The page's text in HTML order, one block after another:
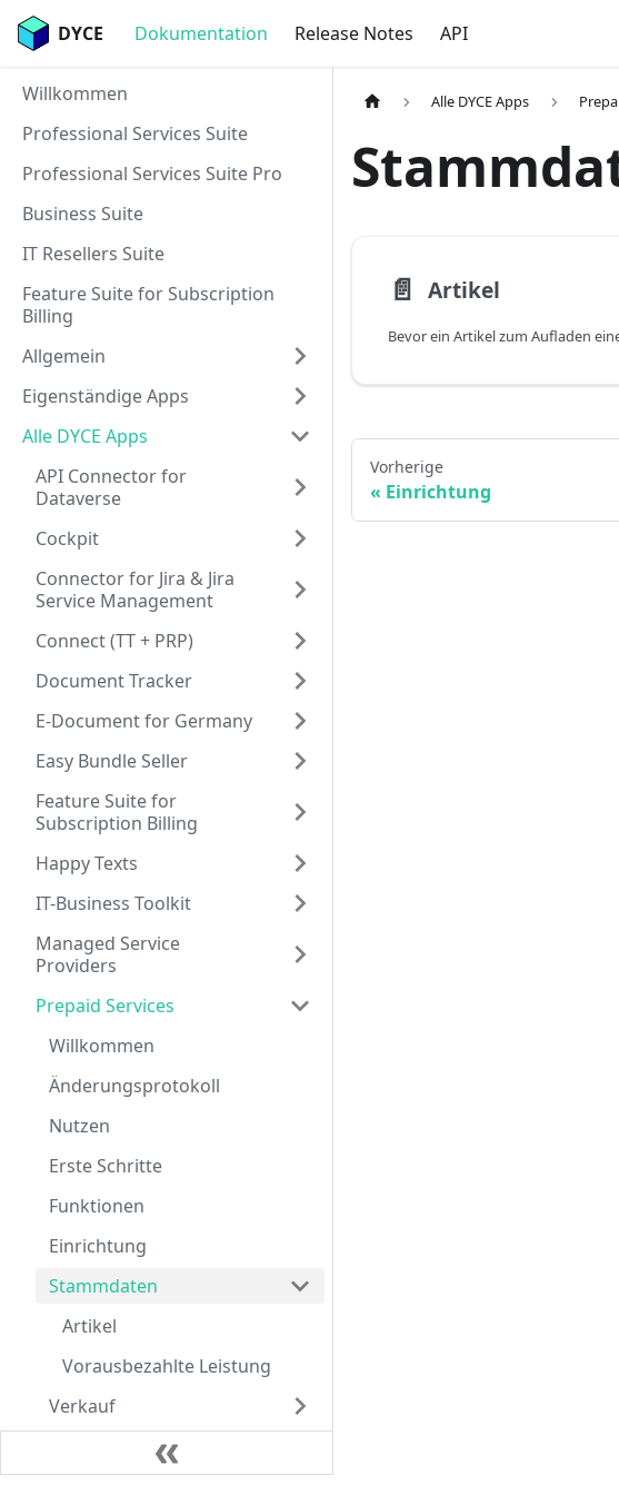
DYCE Dokumentation Release Notes API
Willkommen
Professional Services Suite
Professional Services Suite Pro
Business Suite
IT Resellers Suite
Feature Suite for Subscription
Billing
Allgemein
Eigenständige Apps
Alle DYCE Apps
API Connector for
Dataverse
Cockpit
Connector for Jira & Jira
Service Management
Connect (TT + PRP)
Document Tracker
E-Document for Germany
Easy Bundle Seller
Feature Suite for
Subscription Billing
Happy Texts
IT-Business Toolkit
Managed Service
Providers
Prepaid Services
Willkommen
Änderungsprotokoll
Nutzen
Erste Schritte
Funktionen
Einrichtung
Stammdaten
Artikel
Vorausbezahlte Leistung
Verkauf
Erstellung von Posten
Alle DYCE Apps
📄️ Artikel
Vorherige
Einrichtung